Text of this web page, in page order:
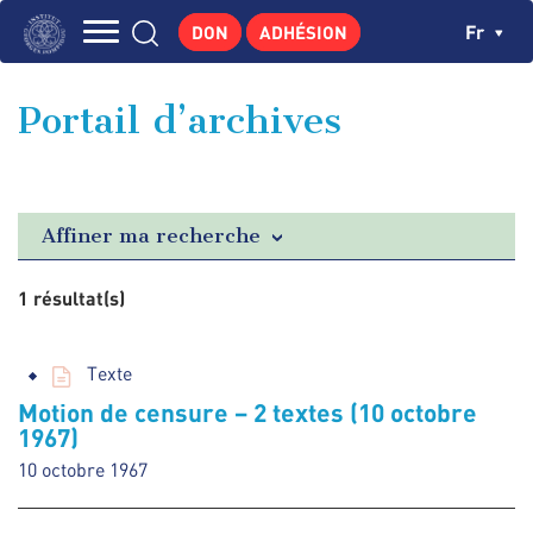
Aller
principale
GEORGES POMPIDOU
PUBLICATIONS
ACTUALITÉS
DON ADHÉSION Fr
Portail d’archives
Affiner ma recherche
1 résultat(s)
Texte
Motion de censure – 2 textes (10 octobre
1967)
10 octobre 1967
Panneau de gestion des cookies